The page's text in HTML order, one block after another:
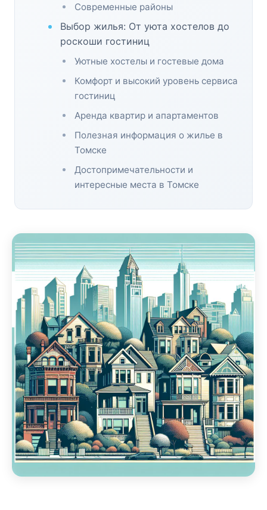
Современные районы
Выбор жилья: От уюта хостелов до
роскоши гостиниц
Уютные хостелы и гостевые дома
Комфорт и высокий уровень сервиса
гостиниц
Аренда квартир и апартаментов
Полезная информация о жилье в
Томске
Достопримечательности и
интересные места в Томске